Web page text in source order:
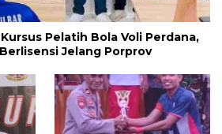
Pelatih Bola Voli Perdana,
Jelang Porprov